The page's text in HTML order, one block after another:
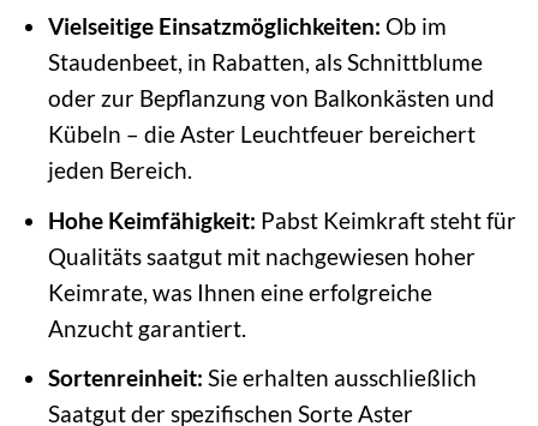
Vielseitige Einsatzmöglichkeiten: Ob im
Staudenbeet, in Rabatten, als Schnittblume
oder zur Bepflanzung von Balkonkästen und
Kübeln – die Aster Leuchtfeuer bereichert
jeden Bereich.
Hohe Keimfähigkeit: Pabst Keimkraft steht für
Qualitäts saatgut mit nachgewiesen hoher
Keimrate, was Ihnen eine erfolgreiche
Anzucht garantiert.
Sortenreinheit: Sie erhalten ausschließlich
Saatgut der spezifischen Sorte Aster